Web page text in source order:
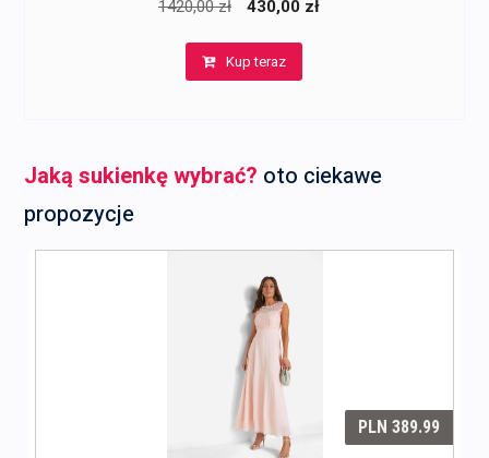
1420,00zł
Pierwotna
wynosiła:
430,00 zł
Kup teraz
Jaką sukienkę wybrać? oto ciekawe
propozycje